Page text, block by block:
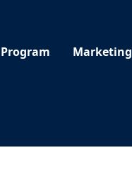
Program Marketing